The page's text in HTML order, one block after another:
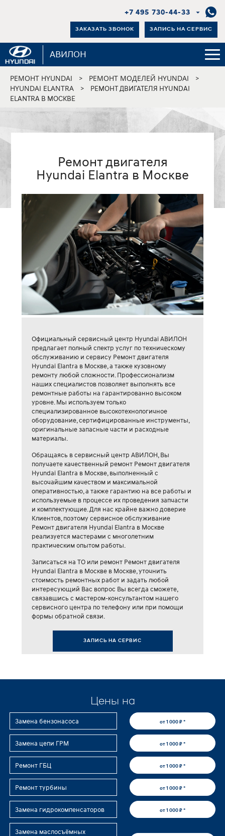
+7 495 730-44-33
ЗАКАЗАТЬ ЗВОНОК ЗАПИСЬ НА СЕРВИС
АВИЛОН
РЕМОНТ HYUNDAI > РЕМОНТ МОДЕЛЕЙ HYUNDAI >
HYUNDAI ELANTRA >
РЕМОНТ ДВИГАТЕЛЯ HYUNDAI
ELANTRA В МОСКВЕ
Ремонт двигателя
Hyundai Elantra в Москве
Официальный сервисный центр Hyundai АВИЛОН
предлагает полный спектр услуг по техническому
обслуживанию и сервису Ремонт двигателя
Hyundai Elantra в Москве, а также кузовному
ремонту любой сложности. Профессионализм
наших специалистов позволяет выполнять все
ремонтные работы на гарантированно высоком
уровне. Мы используем только
специализированное высокотехнологичное
оборудование, сертифицированные инструменты,
оригинальные запасные части и расходные
материалы.
Обращаясь в сервисный центр АВИЛОН, Вы
получаете качественный ремонт Ремонт двигателя
Hyundai Elantra в Москве, выполненный с
высочайшим качеством и максимальной
оперативностью, а также гарантию на все работы и
используемые в процессе их проведения запчасти
и комплектующие. Для нас крайне важно доверие
Клиентов, поэтому сервисное обслуживание
Ремонт двигателя Hyundai Elantra в Москве
реализуется мастерами с многолетним
практическим опытом работы.
Записаться на ТО или ремонт Ремонт двигателя
Hyundai Elantra в Москве в Москве, уточнить
стоимость ремонтных работ и задать любой
интересующий Вас вопрос Вы всегда сможете,
связавшись с мастером-консультантом нашего
сервисного центра по телефону или при помощи
формы обратной связи.
ЗАПИСЬ НА СЕРВИС
Цены на
Замена бензонасоса от 1 000 ₽ *
Замена цепи ГРМ от 1 000 ₽ *
Ремонт ГБЦ от 1 000 ₽ *
Ремонт турбины от 1 000 ₽ *
Замена гидрокомпенсаторов от 1 000 ₽ *
Замена маслосъёмных